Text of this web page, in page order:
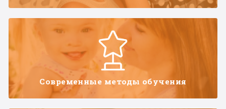
Современные методы обучения